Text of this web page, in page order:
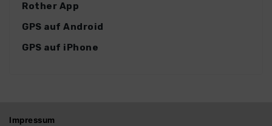
Rother App
GPS auf Android
GPS auf iPhone
Impressum